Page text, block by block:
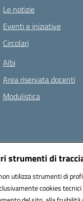
strumenti di
utilizza strumenti di
cookies
Le notizie
Eventi e iniziative
Circolari
Albi
Area riservata docenti
Modulistica